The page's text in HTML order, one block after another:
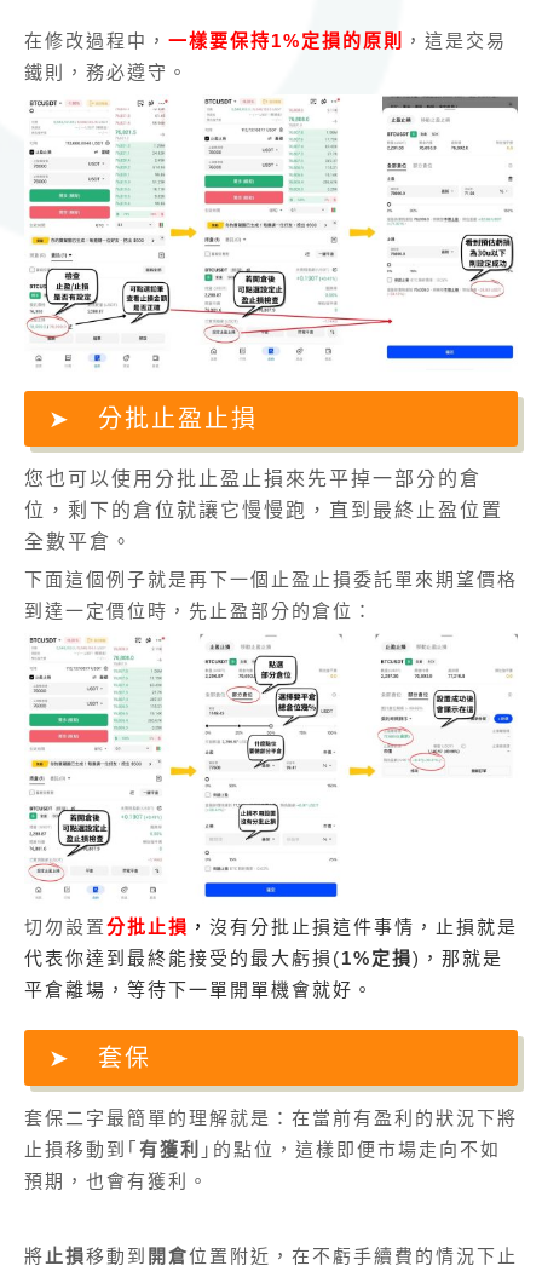
在修改過程中， 一樣要保持1%定損的原則
，這是交易
鐵則，務必遵守。
分批止盈止損
您也可以使用分批止盈止損來先平掉一部分的倉
位，剩下的倉位就讓它慢慢跑，直到最終止盈位置
全數平倉。
下面這個例子就是再下一個止盈止損委託單來期望價格
到達一定價位時，先止盈部分的倉位：
切勿設置分批止損 ， 沒有分批止損這件事情，止損就是
代表你達到最終能接受的最大虧損(1%定損)，那就是
平倉離場，等待下一單開單機會就好。
套保
套保二字最簡單的理解就是：在當前有盈利的狀況下將
止損移動到｢ 有獲利 ｣的點位，這樣即便市場走向不如
預期，也會有獲利。
將 止損移動到 開倉位置附近，在不虧手續費的情況下止